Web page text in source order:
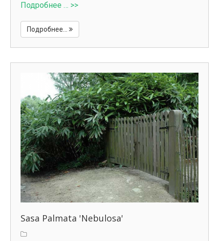
Подробнее … >>
Подробнее...
Sasa Palmata 'Nebulosa'